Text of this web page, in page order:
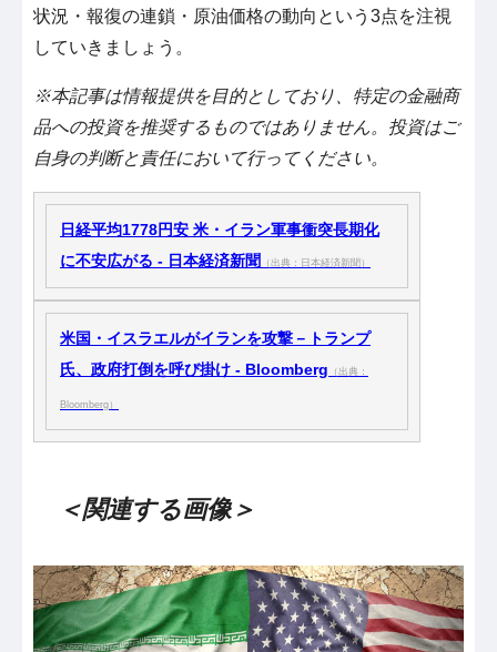
状況・報復の連鎖・原油価格の動向という3点を注視
していきましょう。
※本記事は情報提供を目的としており、特定の金融商
品への投資を推奨するものではありません。投資はご
自身の判断と責任において行ってください。
日経平均1778円安 米・イラン軍事衝突長期化
に不安広がる - 日本経済新聞 （出典：日本経済新聞）
米国・イスラエルがイランを攻撃－トランプ
氏、政府打倒を呼び掛け - Bloomberg （出典：
Bloomberg）
＜関連する画像＞